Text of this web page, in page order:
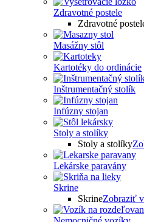
Zdravotné postele
Zdravotné
Masážny stôl
Kartotéky do ordinácie
Inštrumentačný stolík
Infúzny stojan
Stoly a stolíky
Stoly a stolíky
Lekárske paravány
Skrine
SkrineZobraziť